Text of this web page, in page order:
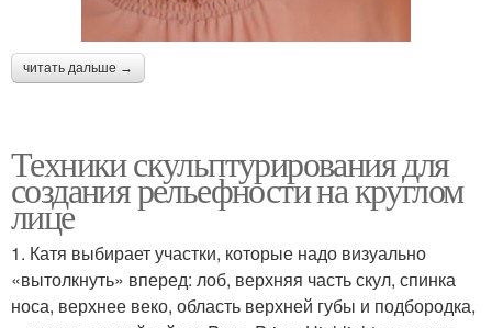
читать дальше →
Техники скульптурирования для
создания рельефности на круглом
лице
1. Катя выбирает участки, которые надо визуально
«вытолкнуть» вперед: лоб, верхняя часть скул, спинка
носа, верхнее веко, область верхней губы и подбородка,